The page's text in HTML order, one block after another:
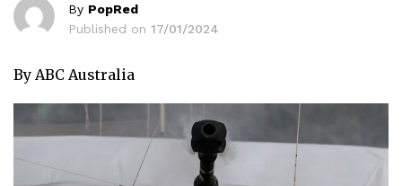
By PopRed
Published on 17/01/2024
By ABC Australia